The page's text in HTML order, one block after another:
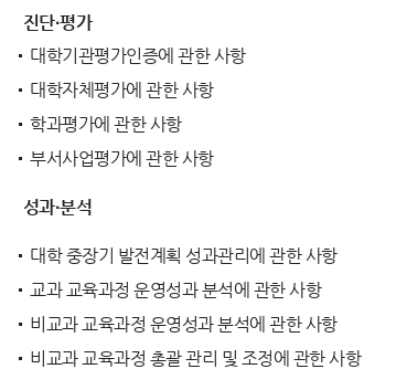
진단·평가
대학기관평가인증에 관한 사항
대학자체평가에 관한 사항
학과평가에 관한 사항
부서사업평가에 관한 사항
성과·분석
대학 중장기 발전계획 성과관리에 관한 사항
교과 교육과정 운영성과 분석에 관한 사항
비교과 교육과정 운영성과 분석에 관한 사항
비교과 교육과정 총괄 관리 및 조정에 관한 사항